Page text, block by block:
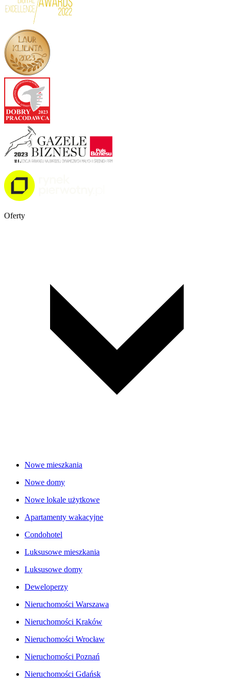
Oferty
Nowe mieszkania
Nowe domy
Nowe lokale użytkowe
Apartamenty wakacyjne
Condohotel
Luksusowe mieszkania
Luksusowe domy
Deweloperzy
Nieruchomości Warszawa
Nieruchomości Kraków
Nieruchomości Wrocław
Nieruchomości Poznań
Nieruchomości Gdańsk